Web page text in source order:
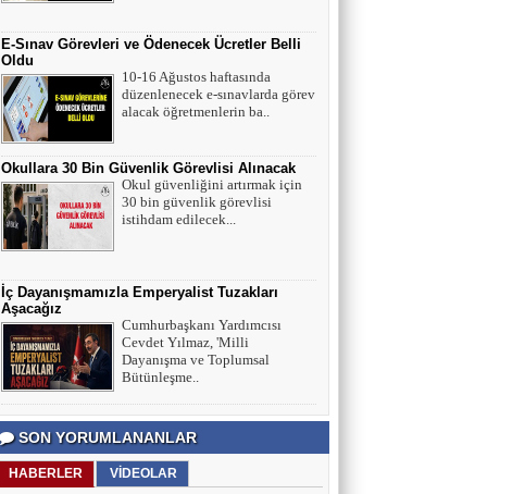
E-Sınav Görevleri ve Ödenecek Ücretler Belli
Oldu
10-16 Ağustos haftasında
düzenlenecek e-sınavlarda görev
alacak öğretmenlerin ba..
Okullara 30 Bin Güvenlik Görevlisi Alınacak
Okul güvenliğini artırmak için
30 bin güvenlik görevlisi
istihdam edilecek...
İç Dayanışmamızla Emperyalist Tuzakları
Aşacağız
Cumhurbaşkanı Yardımcısı
Cevdet Yılmaz, 'Milli
Dayanışma ve Toplumsal
Bütünleşme..
SON YORUMLANANLAR
HABERLER VİDEOLAR